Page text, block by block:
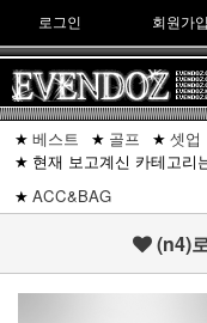
로그인 회원가입
베스트 골프 셋업
현재 보고계신 카테고
ACC&BAG
(n4)